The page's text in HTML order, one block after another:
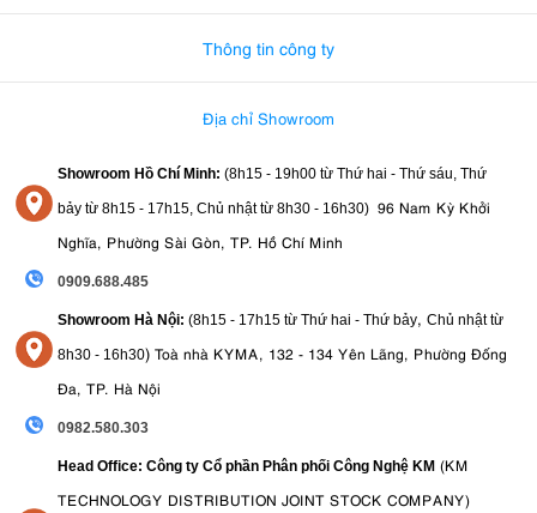
Thông tin công ty
Địa chỉ Showroom
Showroom Hồ Chí Minh: (8h15 - 19h00 từ Thứ hai - Thứ sáu, Thứ
bảy từ 8h15 - 17h15, Chủ nhật từ 8h30 - 16h30) 96 Nam Kỳ Khởi
Nghĩa, Phường Sài Gòn, TP. Hồ Chí Minh
0909.688.485
Showroom Hà Nội: (8h15 - 17h15 từ Thứ hai - Thứ bảy, Chủ nhật từ
8h30 - 16h30) Toà nhà KYMA, 132 - 134 Yên Lãng, Phường Đống
Đa, TP. Hà Nội
0982.580.303
Head Office: Công ty Cổ phần Phân phối Công Nghệ KM (KM
TECHNOLOGY DISTRIBUTION JOINT STOCK COMPANY)